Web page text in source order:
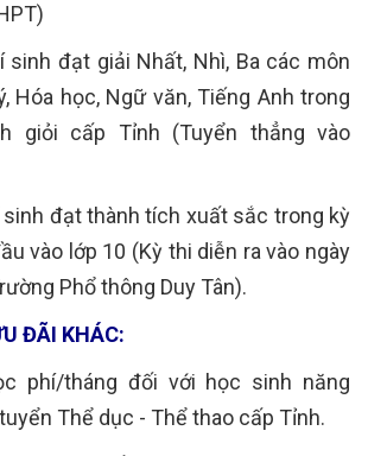
đạt giải Nhất, Nhì, Ba các môn
Hóa học, Ngữ văn, Tiếng Anh trong
giỏi cấp Tỉnh (Tuyển thẳng vào
đạt thành tích xuất sắc trong kỳ
vào lớp 10 (Kỳ thi diễn ra vào ngày
Phổ thông Duy Tân).
ĐÃI KHÁC:
phí/tháng đối với học sinh năng
Thể dục - Thể thao cấp Tỉnh.